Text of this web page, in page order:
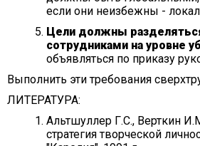
если они неизбежны -
Цели должны
сотрудниками на уровне
объявляться по приказу
Выполнить эти требования
ЛИТЕРАТУРА:
Альтшуллер Г.С., Верткин
стратегия творческой